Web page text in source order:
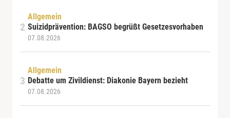
Allgemein
Suizidprävention: BAGSO begrüßt Gesetzesvorhaben
07.08.2026
Allgemein
Debatte um Zivildienst: Diakonie Bayern bezieht
07.08.2026